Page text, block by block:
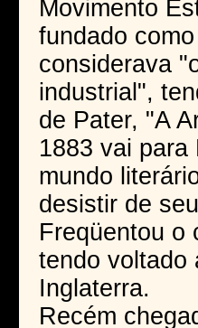
Movimento
fundado
considerava
industrial",
de Pater, "A
1883 vai para
mundo
desistir de
Freqüentou o
tendo voltado
Inglaterra.
Recém